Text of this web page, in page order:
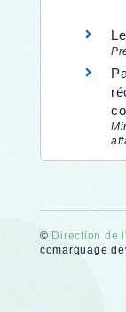
© Direction de
comarquage